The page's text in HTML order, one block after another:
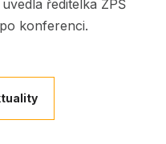
ředitelka ZPŠ
konferenci.